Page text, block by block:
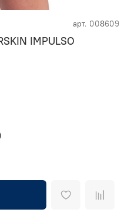
арт. 008609
IMPULSO